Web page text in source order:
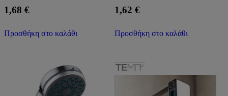
1,68 €
Προσθήκη στο καλάθι
1,62 €
Προσθήκη στο καλάθι